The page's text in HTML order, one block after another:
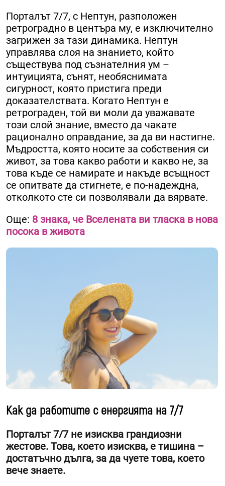
Порталът 7/7, с Нептун, разположен
ретроградно в центъра му, е изключително
загрижен за тази динамика. Нептун
управлява слоя на знанието, който
съществува под съзнателния ум –
интуицията, сънят, необяснимата
сигурност, която пристига преди
доказателствата. Когато Нептун е
ретрограден, той ви моли да уважавате
този слой знание, вместо да чакате
рационално оправдание, за да ви настигне.
Мъдростта, която носите за собствения си
живот, за това какво работи и какво не, за
това къде се намирате и накъде всъщност
се опитвате да стигнете, е по-надеждна,
отколкото сте си позволявали да вярвате.
Още: 8 знака, че Вселената ви тласка в нова
посока в живота
Как да работите с енергията на 7/7
Порталът 7/7 не изисква грандиозни
жестове. Това, което изисква, е тишина –
достатъчно дълга, за да чуете това, което
вече знаете.